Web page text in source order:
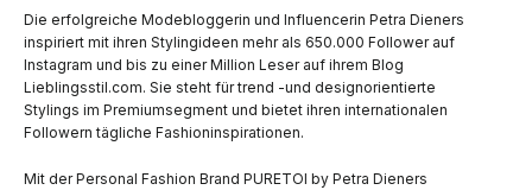
Die erfolgreiche Modebloggerin und Influencerin Petra Dieners
inspiriert mit ihren Stylingideen mehr als 650.000 Follower auf
Instagram und bis zu einer Million Leser auf ihrem Blog
Lieblingsstil.com. Sie steht für trend -und designorientierte
Stylings im Premiumsegment und bietet ihren internationalen
Followern tägliche Fashioninspirationen.
Mit der Personal Fashion Brand PURETOI by Petra Dieners